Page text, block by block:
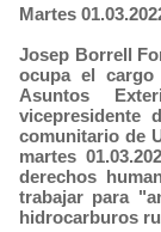
Martes
Josep Borrell
ocupa el
Asuntos
vicepresidente
comunitario de
martes
derechos
trabajar para
hidrocarburos